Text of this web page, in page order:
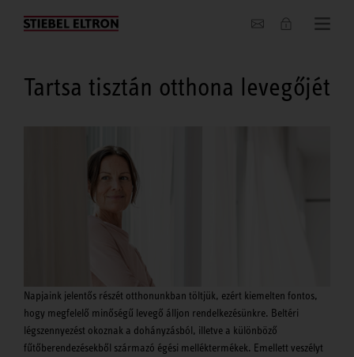
Hírek
Tartsa tisztán otthona levegőjét
Napjaink jelentős részét otthonunkban töltjük, ezért kiemelten fontos,
hogy megfelelő minőségű levegő álljon rendelkezésünkre. Beltéri
légszennyezést okoznak a dohányzásból, illetve a különböző
fűtőberendezésekből származó égési melléktermékek. Emellett veszélyt